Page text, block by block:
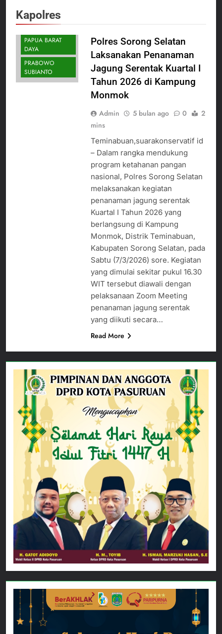
Kapolres
LISTYO SIGIT
PRABOWO
PAPUA BARAT
DAYA
PRABOWO
SUBIANTO
Polres Sorong Selatan
Laksanakan Penanaman
Jagung Serentak Kuartal I
Tahun 2026 di Kampung
Monmok
Admin 5 bulan ago 0
2
mins
Teminabuan,suarakonservatif id
– Dalam rangka mendukung
program ketahanan pangan
nasional, Polres Sorong Selatan
melaksanakan kegiatan
penanaman jagung serentak
Kuartal I Tahun 2026 yang
berlangsung di Kampung
Monmok, Distrik Teminabuan,
Kabupaten Sorong Selatan, pada
Sabtu (7/3/2026) sore. Kegiatan
yang dimulai sekitar pukul 16.30
WIT tersebut diawali dengan
pelaksanaan Zoom Meeting
penanaman jagung serentak
yang diikuti secara…
Read More